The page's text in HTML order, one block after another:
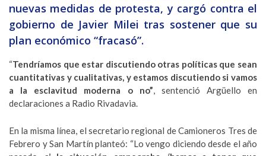
nuevas medidas de protesta, y cargó contra el
gobierno de Javier Milei tras sostener que su
plan económico “fracasó”.
“Tendríamos que estar discutiendo otras políticas que sean
cuantitativas y cualitativas, y estamos discutiendo si vamos
a la esclavitud moderna o no”, sentenció Argüello en
declaraciones a Radio Rivadavia.
En la misma línea, el secretario regional de Camioneros Tres de
Febrero y San Martín planteó: “Lo vengo diciendo desde el año